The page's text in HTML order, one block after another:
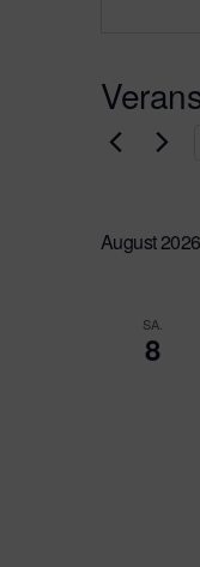
August 2026
SA.
8